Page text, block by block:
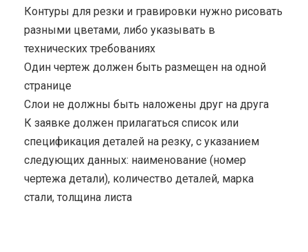
Контуры для резки и гравировки нужно рисовать
разными цветами, либо указывать в
технических требованиях
Один чертеж должен быть размещен на одной
странице
Cлои не должны быть наложены друг на друга
К заявке должен прилагаться список или
спецификация деталей на резку, с указанием
следующих данных: наименование (номер
чертежа детали), количество деталей, марка
стали, толщина листа